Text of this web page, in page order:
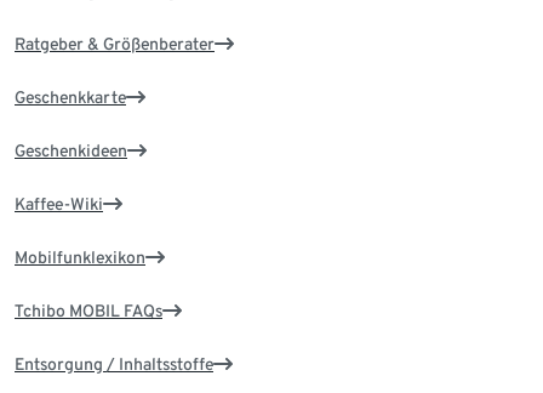
Ratgeber & Größenberater
Geschenkkarte
Geschenkideen
Kaffee-Wiki
Mobilfunklexikon
Tchibo MOBIL FAQs
Entsorgung / Inhaltsstoffe